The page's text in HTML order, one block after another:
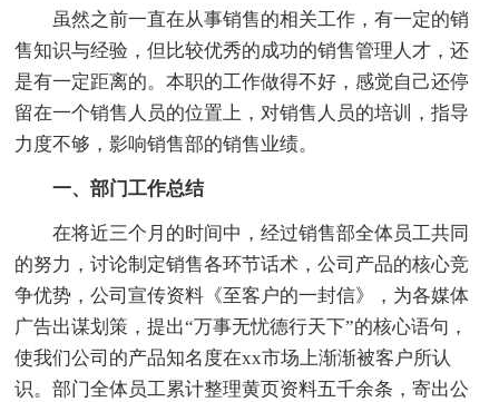
虽然之前一直在从事销售的相关工作，有一定的销
售知识与经验，但比较优秀的成功的销售管理人才，还
是有一定距离的。本职的工作做得不好，感觉自己还停
留在一个销售人员的位置上，对销售人员的培训，指导
力度不够，影响销售部的销售业绩。
一、部门工作总结
在将近三个月的时间中，经过销售部全体员工共同
的努力，讨论制定销售各环节话术，公司产品的核心竞
争优势，公司宣传资料《至客户的一封信》，为各媒体
广告出谋划策，提出“万事无忧德行天下”的核心语句，
使我们公司的产品知名度在xx市场上渐渐被客户所认
识。部门全体员工累计整理黄页资料五千余条，寄出公